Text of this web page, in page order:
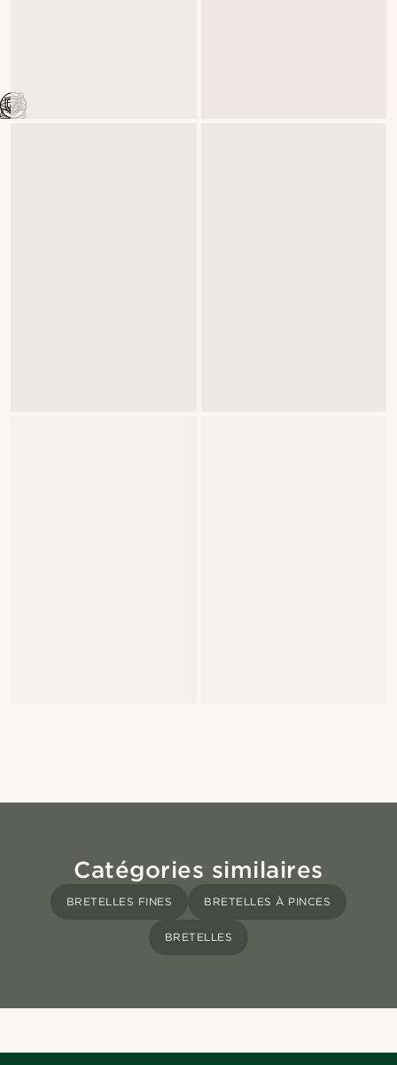
Catégories similaires
BRETELLES FINES BRETELLES À PINCES
BRETELLES